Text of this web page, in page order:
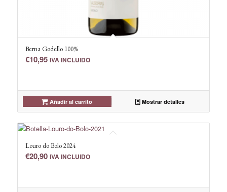
Berna Godello 100%
€10,95 IVA INCLUIDO
Añadir al carrito Mostrar detalles
Louro do Bolo 2024
€20,90 IVA INCLUIDO